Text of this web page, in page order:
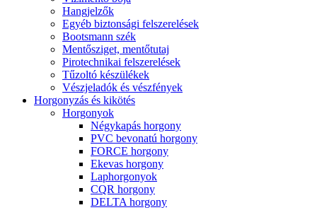
Hangjelzők
Egyéb biztonsági felszerelések
Bootsmann szék
Mentősziget, mentőtutaj
Pirotechnikai felszerelések
Tűzoltó készülékek
Vészjeladók és vészfények
Horgonyzás és kikötés
Horgonyok
Négykapás horgony
PVC bevonatú horgony
FORCE horgony
Ekevas horgony
Laphorgonyok
CQR horgony
DELTA horgony